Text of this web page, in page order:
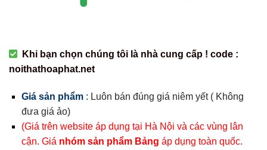
Khi bạn chọn chúng tôi là nhà cung cấp ! code :
noithathoaphat.net
Giá sản phẩm: Luôn bán đúng giá niêm yết ( Không
đưa giá ảo)
(Giá trên website áp dụng tại Hà Nội và các vùng lân
cận. Giá nhóm sản phẩm Bảng áp dụng toàn quốc.